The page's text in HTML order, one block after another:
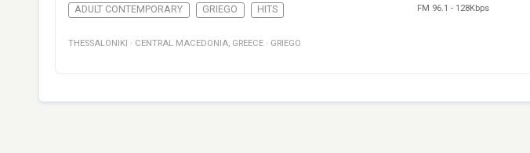
ADULT CONTEMPORARY GRIEGO HITS FM 96.1 - 128Kbps
THESSALONIKI · CENTRAL MACEDONIA, GREECE · GRIEGO